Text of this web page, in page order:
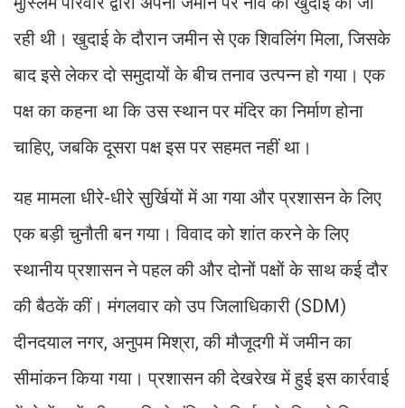
रही थी। खुदाई के दौरान जमीन से एक शिवलिंग मिला, जिसके
बाद इसे लेकर दो समुदायों के बीच तनाव उत्पन्न हो गया। एक
पक्ष का कहना था कि उस स्थान पर मंदिर का निर्माण होना
चाहिए, जबकि दूसरा पक्ष इस पर सहमत नहीं था।
यह मामला धीरे-धीरे सुर्खियों में आ गया और प्रशासन के लिए
एक बड़ी चुनौती बन गया। विवाद को शांत करने के लिए
स्थानीय प्रशासन ने पहल की और दोनों पक्षों के साथ कई दौर
की बैठकें कीं। मंगलवार को उप जिलाधिकारी (SDM)
दीनदयाल नगर, अनुपम मिश्रा, की मौजूदगी में जमीन का
सीमांकन किया गया। प्रशासन की देखरेख में हुई इस कार्रवाई